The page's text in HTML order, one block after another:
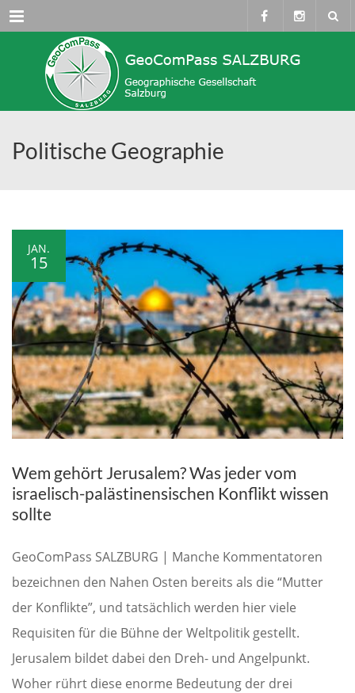
Menü
Politische Geographie
JAN.
15
Wem gehört Jerusalem? Was jeder vom
israelisch-palästinensischen Konflikt wissen
sollte
GeoComPass SALZBURG | Manche Kommentatoren
bezeichnen den Nahen Osten bereits als die “Mutter
der Konflikte”, und tatsächlich werden hier viele
Requisiten für die Bühne der Weltpolitik gestellt.
Jerusalem bildet dabei den Dreh- und Angelpunkt.
Woher rührt diese enorme Bedeutung der drei